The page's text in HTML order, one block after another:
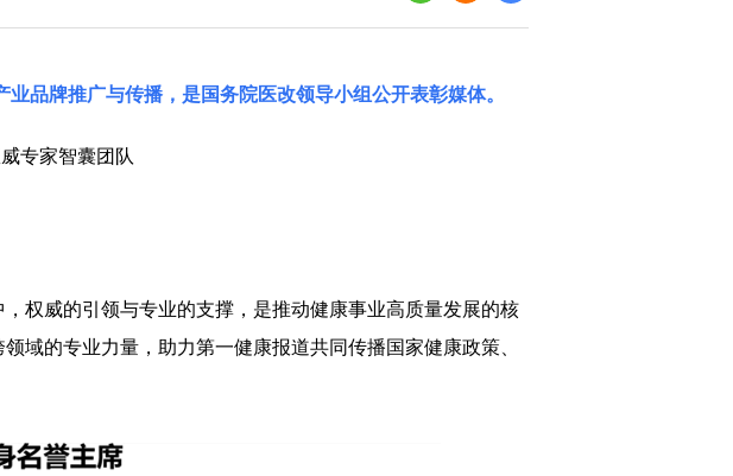
业品牌推广与传播，是国务院医改领导小组公开表彰媒体。
专家智囊团队
权威的引领与专业的支撑，是推动健康事业高质量发展的核
域的专业力量，助力第一健康报道共同传播国家健康政策、